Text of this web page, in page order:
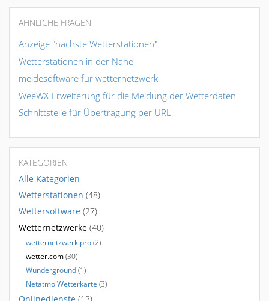
ÄHNLICHE FRAGEN
Anzeige "nächste Wetterstationen"
Wetterstationen in der Nähe
meldesoftware für wetternetzwerk
WeeWX-Erweiterung für die Meldung der Wetterdaten
Schnittstelle für Übertragung per URL
KATEGORIEN
Alle Kategorien
Wetterstationen (48)
Wettersoftware (27)
Wetternetzwerke (40)
wetternetzwerk.pro(2)
wetter.com(30)
Wunderground(1)
Netatmo Wetterkarte (3)